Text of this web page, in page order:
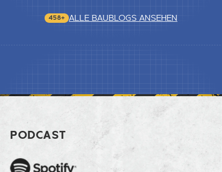
458+ ALLE BAUBLOGS ANSEHEN
Footer RWA richtig geplant:
PODCAST
Spotify